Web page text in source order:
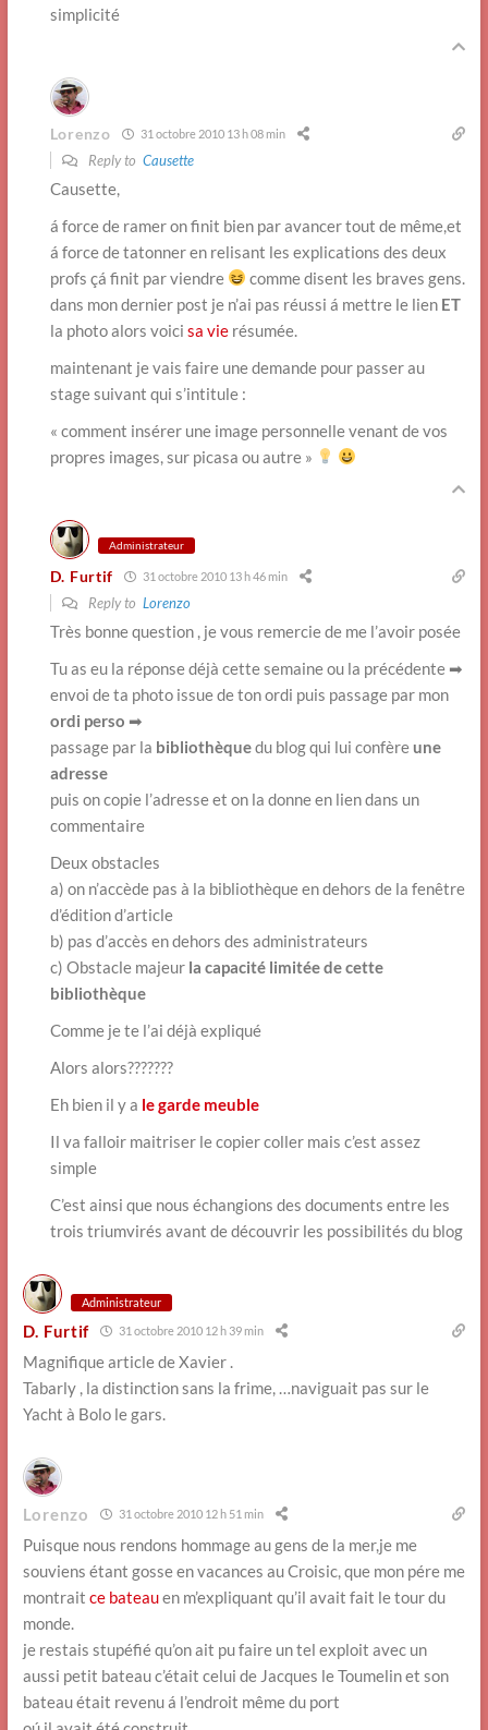
simplicité
Lorenzo 31 octobre 2010 13 h 08 min
Reply to Causette
Causette,
á force de ramer on finit bien par avancer tout de même,et
á force de tatonner en relisant les explications des deux
profs çá finit par viendre
comme disent les braves gens.
dans mon dernier post je n’ai pas réussi á mettre le lien ET
la photo alors voici sa vierésumée.
maintenant je vais faire une demande pour passer au
stage suivant qui s’intitule :
« comment insérer une image personnelle venant de vos
propres images, sur picasa ou autre »
Administrateur
D. Furtif 31 octobre 2010 13 h 46 min
Reply to Lorenzo
Très bonne question , je vous remercie de me l’avoir posée
Tu as eu la réponse déjà cette semaine ou la précédente ➡
envoi de ta photo issue de ton ordi puis passage par mon
ordi perso ➡
passage par la bibliothèquedu blog qui lui confèreune
adresse
puis on copie l’adresse et on la donne en lien dans un
commentaire
Deux obstacles
a) on n’accède pas à la bibliothèque en dehors de la fenêtre
d’édition d’article
b) pas d’accès en dehors des administrateurs
c) Obstacle majeur la capacité limitée de cette
bibliothèque
Comme je te l’ai déjà expliqué
Alors alors???????
Eh bien il y a le garde meuble
Il va falloir maitriser le copier coller mais c’est assez
simple
C’est ainsi que nous échangions des documents entre les
trois triumvirés avant de découvrir les possibilités du blog
Administrateur
D. Furtif 31 octobre 2010 12 h 39 min
Magnifique article de Xavier .
Tabarly , la distinction sans la frime, …naviguait pas sur le
Yacht à Bolo le gars.
Lorenzo 31 octobre 2010 12 h 51 min
Puisque nous rendons hommage au gens de la mer,je me
souviens étant gosse en vacances au Croisic, que mon pére me
montrait ce bateauen m’expliquant qu’il avait fait le tour du
monde.
je restais stupéfié qu’on ait pu faire un tel exploit avec un
aussi petit bateau c’était celui de Jacques le Toumelin et son
bateau était revenu á l’endroit même du port